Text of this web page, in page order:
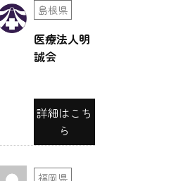
島根県
医療法人明
誠会
詳細はこち
ら
福岡県